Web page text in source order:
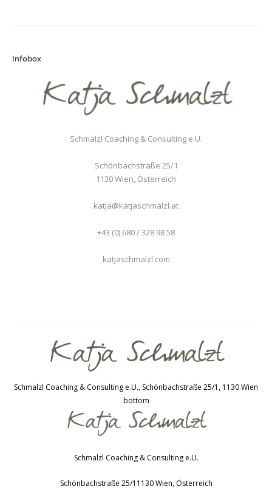
Infobox
Schmalzl Coaching & Consulting e.U.
Schönbachstraße 25/1
1130Wien, Österreich
katja@katjaschmalzl.at
+43 (0) 680 / 328 98 58
katjaschmalzl.com
Schmalzl Coaching & Consulting e.U., Schönbachstraße 25/1, 1130 Wien
bottom
Schmalzl Coaching & Consulting e.U.
Schönbachstraße 25/1 1130 Wien, Österreich